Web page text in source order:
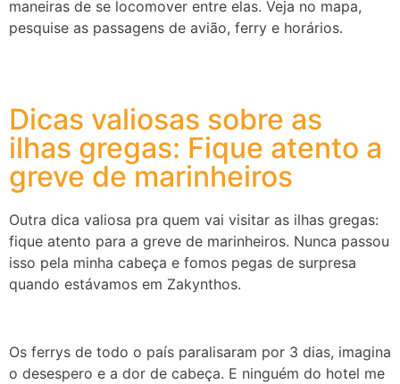
maneiras de se locomover entre elas. Veja no mapa,
pesquise as passagens de avião, ferry e horários.
Dicas valiosas sobre as
ilhas gregas: Fique atento a
greve de marinheiros
Outra dica valiosa pra quem vai visitar as ilhas gregas:
fique atento para a greve de marinheiros. Nunca passou
isso pela minha cabeça e fomos pegas de surpresa
quando estávamos em Zakynthos.
Os ferrys de todo o país paralisaram por 3 dias, imagina
o desespero e a dor de cabeça. E ninguém do hotel me